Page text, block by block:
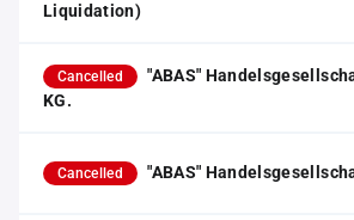
Liquidation)
Cancelled
"ABAS"
KG.
Cancelled "ABAS"